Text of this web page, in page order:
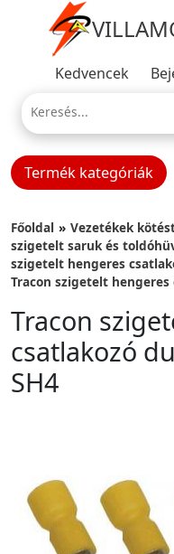
Kedvencek
Termék kategóriák
Főoldal
Vezetékek
szigetelt saruk és
szigetelt hengeres
Tracon szigetelt hengeres
Tracon
csatlakozó
SH4